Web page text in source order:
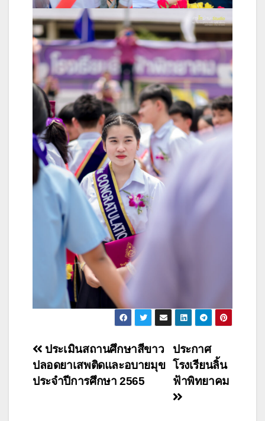
ประกาศ
โรงเรียนลิ้น
ฟ้าพิทยาคม
ประเมินสถานศึกษาสีขาว
ปลอดยาเสพติดและอบายมุข
ประจำปีการศึกษา 2565